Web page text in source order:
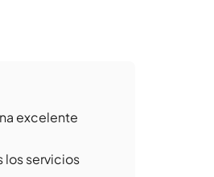
excelente
los servicios